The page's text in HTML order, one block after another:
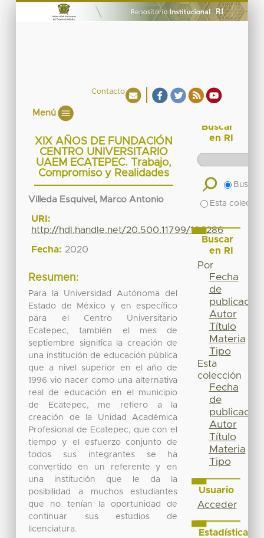
Contacto
Menú
XIX AÑOS DE FUNDACIÓN
CENTRO UNIVERSITARIO
UAEM ECATEPEC. Trabajo,
Compromiso y Realidades
Villeda Esquivel, Marco Antonio
URI:
http://hdl.handle.net/20.500.11799/106286
Fecha: 2020
Resumen:
Para la Universidad Autónoma del
Estado de México y en específico
para el Centro Universitario
Ecatepec, también el mes de
septiembre significa la creación de
una institución de educación pública
que a nivel superior en el año de
1996 vio nacer como una alternativa
real de educación en el municipio
de Ecatepec, me refiero a la
creación de la Unidad Académica
Profesional de Ecatepec, que con el
tiempo y el esfuerzo conjunto de
todos sus integrantes se ha
convertido en un referente y en
una institución que le da la
posibilidad a muchos estudiantes
que no tenían la oportunidad de
continuar sus estudios de
licenciatura.
Buscar
en RI
Buscar
Esta
Buscar
en RI
Por
Fecha
de
publicación
Autor
Título
Materia
Tipo
Esta
colección
Fecha
de
publicación
Autor
Título
Materia
Tipo
Usuario
Acceder
Estadísticas